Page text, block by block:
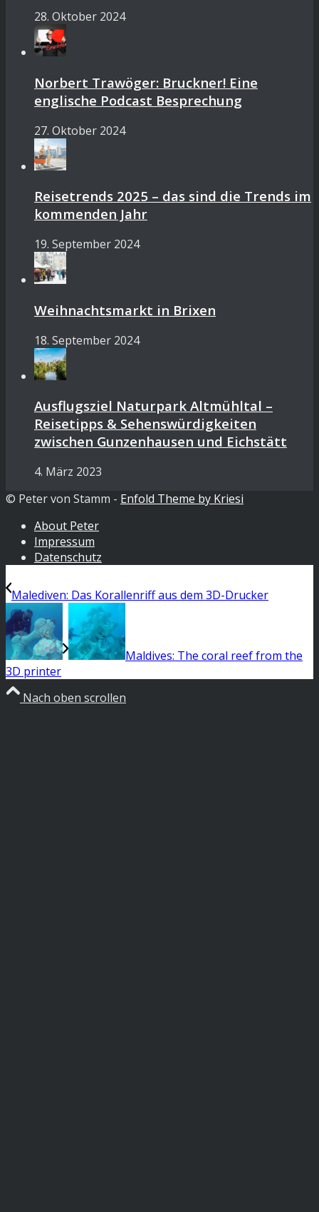
28. Oktober 2024
Norbert Trawöger: Bruckner! Eine
englische Podcast Besprechung
27. Oktober 2024
Reisetrends 2025 – das sind die Trends im
kommenden Jahr
19. September 2024
Weihnachtsmarkt in Brixen
18. September 2024
Ausflugsziel Naturpark Altmühltal –
Reisetipps & Sehenswürdigkeiten
zwischen Gunzenhausen und Eichstätt
4. März 2023
© Peter von Stamm - Enfold Theme by Kriesi
About Peter
Impressum
Datenschutz
Malediven: Das Korallenriff aus dem 3D-Drucker
Maldives: The coral reef from the
3D printer
Nach oben scrollen